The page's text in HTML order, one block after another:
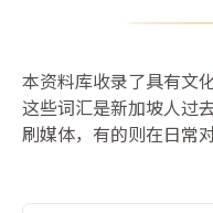
本资料库收录了具有文
这些词汇是新加坡人过
刷媒体，有的则在日常